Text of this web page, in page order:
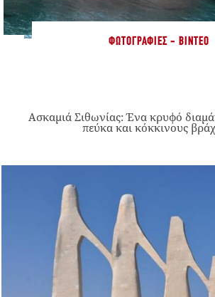
ΦΩΤΟΓΡΑΦΊΕΣ - ΒΊΝΤΕΟ
Ασκαμιά Σιθωνίας: Ένα κρυφό
πεύκα και κόκκινους